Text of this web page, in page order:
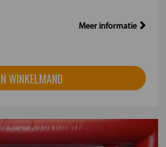
Meer informatie
WINKELMAND